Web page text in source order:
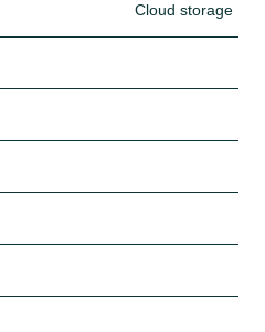
Cloud storage